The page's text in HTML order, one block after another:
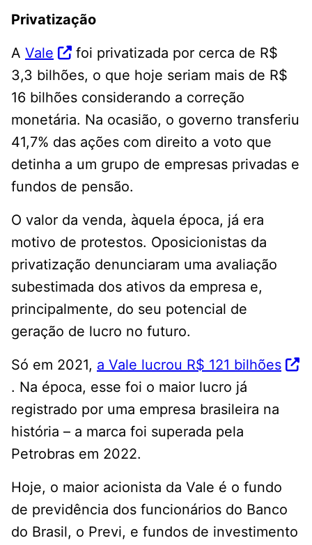
Privatização
A Vale
foi privatizada por cerca de R$
3,3 bilhões, o que hoje seriam mais de R$
16 bilhões considerando a correção
monetária. Na ocasião, o governo transferiu
41,7% das ações com direito a voto que
detinha a um grupo de empresas privadas e
fundos de pensão.
O valor da venda, àquela época, já era
motivo de protestos. Oposicionistas da
privatização denunciaram uma avaliação
subestimada dos ativos da empresa e,
principalmente, do seu potencial de
geração de lucro no futuro.
Só em 2021, a Vale lucrou R$ 121 bilhões
. Na época, esse foi o maior lucro já
registrado por uma empresa brasileira na
história – a marca foi superada pela
Petrobras em 2022.
Hoje, o maior acionista da Vale é o fundo
de previdência dos funcionários do Banco
do Brasil, o Previ, e fundos de investimento